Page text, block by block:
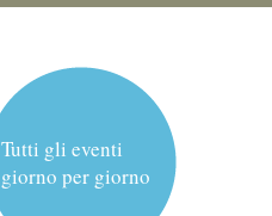
Tutti gli eventi
giorno per giorno